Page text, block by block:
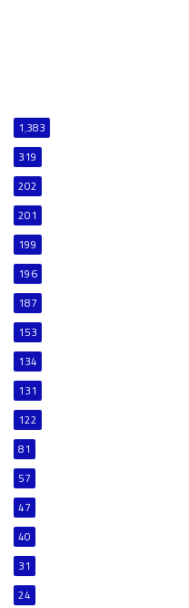
1٬383
319
202
201
199
196
187
153
134
131
122
81
57
47
40
31
24